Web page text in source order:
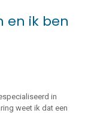
en ik ben
in
weet ik dat een